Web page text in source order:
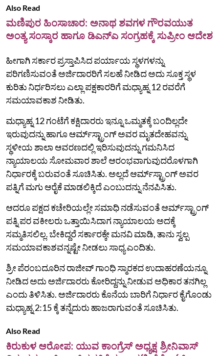
Also Read
ಮಣಿಪುರ ಹಿಂಸಾಚಾರ: ಅನಾಥ ಶವಗಳ ಗೌರವಯುತ
ಅಂತ್ಯ ಸಂಸ್ಕಾರ ಹಾಗೂ ಡಿಎನ್ಎ ಸಂಗ್ರಹಕ್ಕೆ ಸುಪ್ರೀಂ ಆದೇಶ
ಹೀಗಾಗಿ ಸರ್ಕಾರ ಪ್ರಸ್ತಾಪಿಸಿದ ಪರ್ಯಾಯ ಸ್ಥಳಗಳನ್ನು
ಪರಿಗಣಿಸುವಂತೆ ಅರ್ಜಿದಾರರಿಗೆ ಸಲಹೆ ನೀಡಿದ ಅದು ಸೂಕ್ತ ಸ್ಥಳ
ಕುರಿತು ನಿರ್ಧರಿಸಲು ಎಲ್ಲಾ ಪಕ್ಷಕಾರರಿಗೆ ಮಧ್ಯಾಹ್ನ 12 ರವರೆಗೆ
ಸಮಯಾವಕಾಶ ನೀಡಿತು.
ಮಧ್ಯಾಹ್ನ 12 ಗಂಟೆಗೆ ಕಕ್ಷಿದಾರರು ಇನ್ನೂ ಒಮ್ಮತಕ್ಕೆ ಬಂದಿಲ್ಲದೇ
ಇರುವುದನ್ನು ಹಾಗೂ ಆರ್ಮ್‌ಸ್ಟ್ರಾಂಗ್‌ ಅವರ ಮೃತದೇಹವನ್ನು
ಸ್ಥಳೀಯ ಶಾಲಾ ಆವರಣದಲ್ಲಿ ಇರಿಸುವುದನ್ನು ಗಮನಿಸಿದ
ನ್ಯಾಯಾಲಯ ಸೋಮವಾರ ಶಾಲೆ ಆರಂಭವಾಗುವುದರೊಳಗಾಗಿ
ನಿರ್ಧಾರಕ್ಕೆ ಬರುವಂತೆ ಸೂಚಿಸಿತು. ಅಲ್ಲದೆ ಆರ್ಮ್‌ಸ್ಟ್ರಾಂಗ್‌ ಅವರ
ಪತ್ನಿಗೆ ಮಗು ಆರೈಕೆ ಮಾಡಲಿಕ್ಕಿದೆ ಎಂಬುದನ್ನು ನೆನಪಿಸಿತು.
ಆದರೂ ಪಕ್ಷದ ಕಚೇರಿಯಲ್ಲೇ ಸಮಾಧಿ ನಡೆಸುವಂತೆ ಆರ್ಮ್‌ಸ್ಟ್ರಾಂಗ್‌
ಪತ್ನಿ ಪರ ವಕೀಲರು ಒತ್ತಾಯಿಸಿದಾಗ ನ್ಯಾಯಾಲಯ ಅದಕ್ಕೆ
ಸಮ್ಮತಿಸಲಿಲ್ಲ. ಬೇಕಿದ್ದರೆ ಸರ್ಕಾರಕ್ಕೇ ಮನವಿ ಮಾಡಿ, ತಾನು ಸ್ವಲ್ಪ
ಸಮಯಾವಕಾಶವನ್ನಷ್ಟೇ ನೀಡಲು ಸಾಧ್ಯ ಎಂದಿತು.
ಶ್ರೀ ಪೆರಂಬದೂರಿನ ರಾಜೀವ್ ಗಾಂಧಿ ಸ್ಮಾರಕದ ಉದಾಹರಣೆಯನ್ನೂ
ನೀಡಿದ ಅದು ಅರ್ಜಿದಾರರು ಕೋರಿದ್ದನ್ನು ನೀಡುವ ಅಧಿಕಾರ ತನಗಿಲ್ಲ
ಎಂದು ತಿಳಿಸಿತು. ಅರ್ಜಿದಾರರು ಕೊನೆಯ ಬಾರಿಗೆ ನಿರ್ಧಾರ ಕೈಗೊಂಡು
ಮಧ್ಯಾಹ್ನ 2:15 ಕ್ಕೆ ತನ್ನೆದುರು ಹಾಜರಾಗುವಂತೆ ಸೂಚಿಸಿತು.
Also Read
ಕಿರುಕುಳ ಆರೋಪ: ಯುವ ಕಾಂಗ್ರೆಸ್‌ ಅಧ್ಯಕ್ಷ ಶ್ರೀನಿವಾಸ್‌